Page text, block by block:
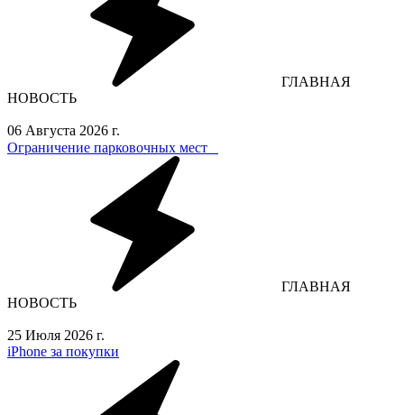
ГЛАВНАЯ
НОВОСТЬ
06 Августа 2026 г.
Ограничение парковочных мест⁣⁣⠀
ГЛАВНАЯ
НОВОСТЬ
25 Июля 2026 г.
iPhone за покупки